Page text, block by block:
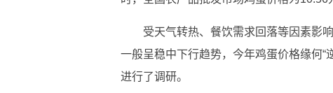
受天气转热、餐饮需求回落等因素影
一般呈稳中下行趋势，今年鸡蛋价格缘何“
进行了调研。